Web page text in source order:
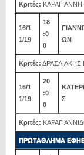
Κριτές:
16/1
1/19
18
:0
0
ΩΝ
Κριτές:
16/1
1/19
20
:0
0
Σ
Κριτές:
ΠΡΩΤΑΘΛΗΜΑ